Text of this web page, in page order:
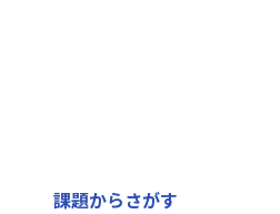
課題からさがす